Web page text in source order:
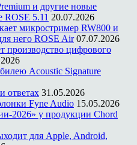
и другие новые
5.11 20.07.2026
микростример RW800 и
него ROSE Air 07.07.2026
производство цифрового
Acoustic Signature
ответах 31.05.2026
Fyne Audio 15.05.2026
2026» у продукции Chord
для Apple, Android,